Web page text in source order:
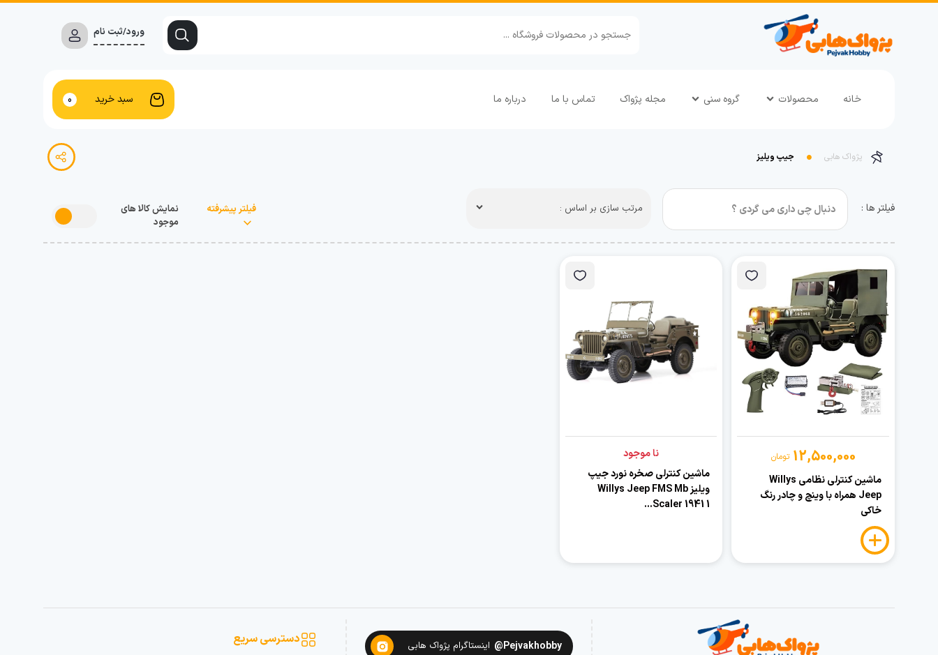
ورود/ثبت نام
خانه محصولات گروه سنی مجله پژواک تماس با ما درباره ما سبد خرید 0
پژواک هابی جیپ ویلیز
فیلتر ها : مرتب سازی بر اساس : فیلتر پیشرفته
نمایش کالا های
موجود
12,500,000 تومان
ماشین کنترلی نظامی Willys
Jeep همراه با وینچ و چادر رنگ
خاکی
نا موجود
ماشین کنترلی صخره نورد جیپ
ویلیز Willys Jeep FMS Mb
Scaler 1941 1...
Pejvakhobby@ اینستاگرام پژواک هابی دسترسی سریع